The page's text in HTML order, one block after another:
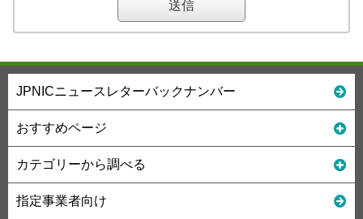
JPNICニュースレターバックナンバー
おすすめページ
カテゴリーから調べる
指定事業者向け